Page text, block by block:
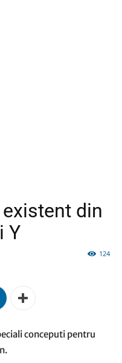
din
Y
124
conceputi pentru